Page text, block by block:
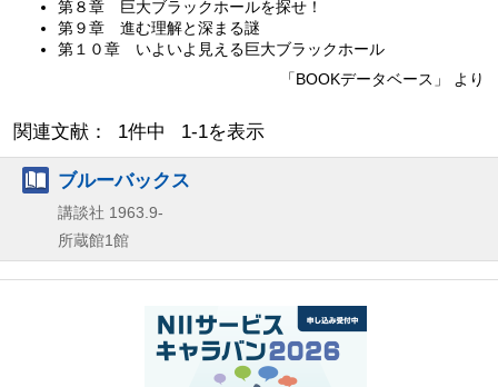
第８章 巨大ブラックホールを探せ！
第９章 進む理解と深まる謎
第１０章 いよいよ見える巨大ブラックホール
「BOOKデータベース」 より
関連文献： 1件中 1-1を表示
ブルーバックス
講談社 1963.9-
所蔵館1館